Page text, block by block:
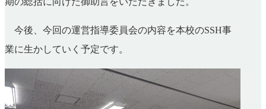
今後、今回の運営指導委員会の内容を本校のSSH事
業に生かしていく予定です。